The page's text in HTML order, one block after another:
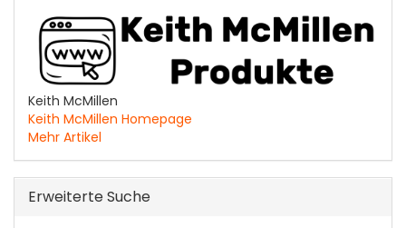
Keith McMillen
Keith McMillen Homepage
Mehr Artikel
Erweiterte Suche